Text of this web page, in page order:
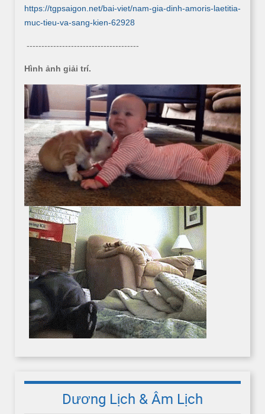
https://tgpsaigon.net/bai-viet/nam-gia-dinh-amoris-laetitia-
muc-tieu-va-sang-kien-62928
--------------------------------------
Hình ảnh giải trí.
Dương Lịch & Âm Lịch